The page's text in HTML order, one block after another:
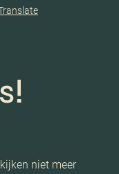
niet meer